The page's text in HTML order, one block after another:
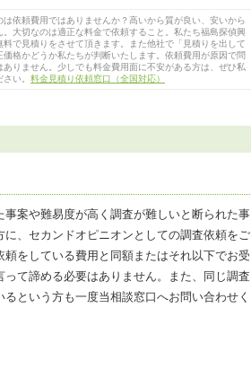
依頼費用ではありませんか？高いから質が良い、安いから
大切なのは適正な料金で依頼すること。私たち福島探偵興
で見積りをさせて頂きます。また他社で「見積りを出して
格かどうか私たちが判断いたします。依頼費用が原因で問
りません。少しでも料金費用面に不安がある方は、ぜひ私
い。 料金見積り依頼窓口（全国対応）
案や難易度が高く調査が難しいと断られた事
、セカンドオピニオンとしての調査依頼をご
をしている費用と同額またはそれ以下でお受
て諦める必要はありません。また、同じ調査
という方も一度当相談窓口へお問い合わせく